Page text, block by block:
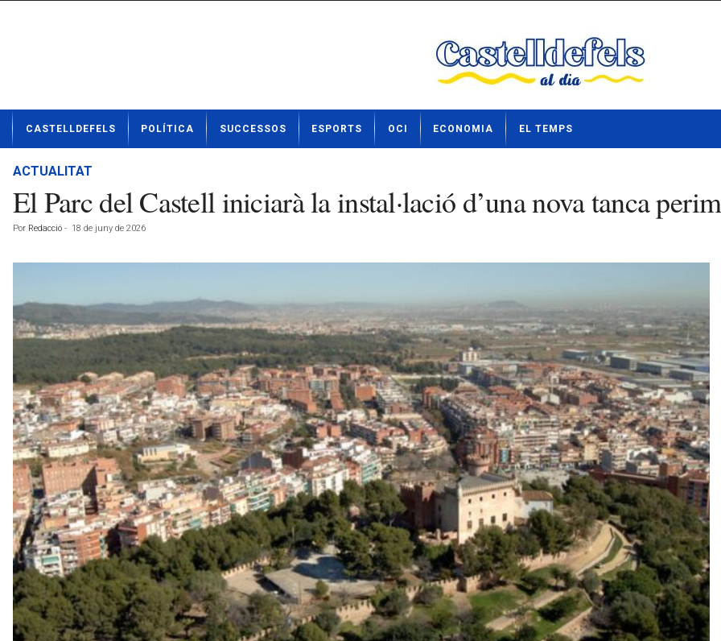
t
CASTELLDEFELS POLÍTICA SUCCESSOS ESPORTS OCI ECONOMIA EL TEMPS
ACTUALITAT
El Parc del Castell iniciarà la instal·lació d’una nova tanca
Por Redacció - 18 de juny de 2026